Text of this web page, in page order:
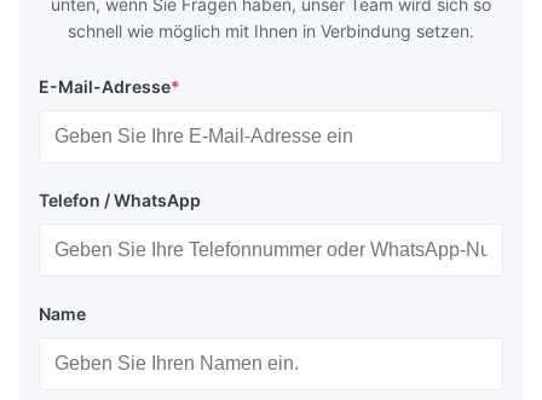
unten, wenn Sie Fragen haben, unser Team wird sich so
schnell wie möglich mit Ihnen in Verbindung setzen.
E-Mail-Adresse*
Telefon / WhatsApp
Name